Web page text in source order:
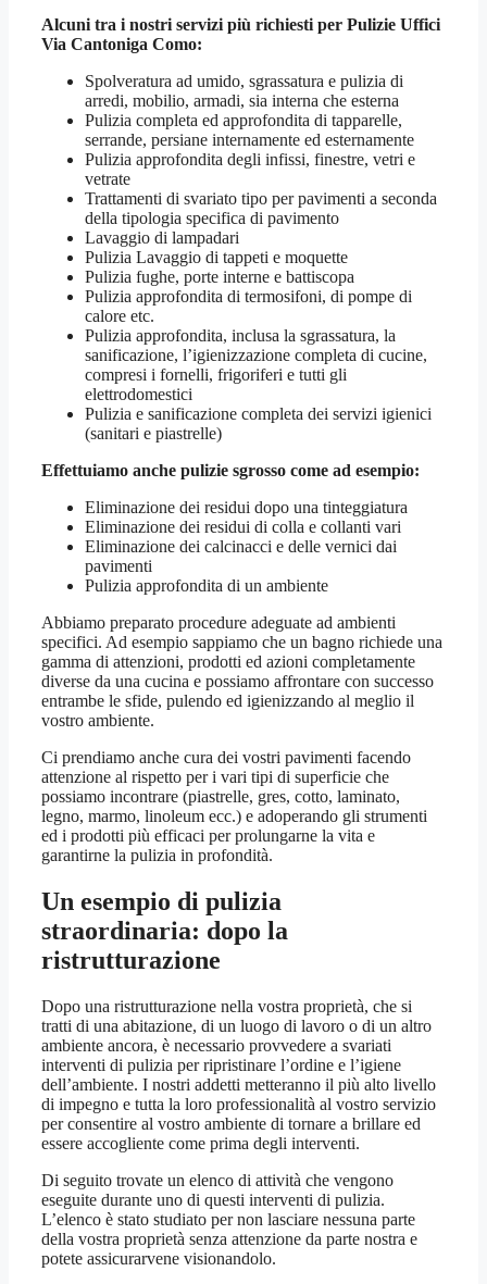
Alcuni tra i nostri servizi più richiesti per Pulizie Uffici
Via Cantoniga Como:
Spolveratura ad umido, sgrassatura e pulizia di
arredi, mobilio, armadi, sia interna che esterna
Pulizia completa ed approfondita di tapparelle,
serrande, persiane internamente ed esternamente
Pulizia approfondita degli infissi, finestre, vetri e
vetrate
Trattamenti di svariato tipo per pavimenti a seconda
della tipologia specifica di pavimento
Lavaggio di lampadari
Pulizia Lavaggio di tappeti e moquette
Pulizia fughe, porte interne e battiscopa
Pulizia approfondita di termosifoni, di pompe di
calore etc.
Pulizia approfondita, inclusa la sgrassatura, la
sanificazione, l’igienizzazione completa di cucine,
compresi i fornelli, frigoriferi e tutti gli
elettrodomestici
Pulizia e sanificazione completa dei servizi igienici
(sanitari e piastrelle)
Effettuiamo anche pulizie sgrosso come ad esempio:
Eliminazione dei residui dopo una tinteggiatura
Eliminazione dei residui di colla e collanti vari
Eliminazione dei calcinacci e delle vernici dai
pavimenti
Pulizia approfondita di un ambiente
Abbiamo preparato procedure adeguate ad ambienti
specifici. Ad esempio sappiamo che un bagno richiede una
gamma di attenzioni, prodotti ed azioni completamente
diverse da una cucina e possiamo affrontare con successo
entrambe le sfide, pulendo ed igienizzando al meglio il
vostro ambiente.
Ci prendiamo anche cura dei vostri pavimenti facendo
attenzione al rispetto per i vari tipi di superficie che
possiamo incontrare (piastrelle, gres, cotto, laminato,
legno, marmo, linoleum ecc.) e adoperando gli strumenti
ed i prodotti più efficaci per prolungarne la vita e
garantirne la pulizia in profondità.
Un esempio di pulizia
straordinaria: dopo la
ristrutturazione
Dopo una ristrutturazione nella vostra proprietà, che si
tratti di una abitazione, di un luogo di lavoro o di un altro
ambiente ancora, è necessario provvedere a svariati
interventi di pulizia per ripristinare l’ordine e l’igiene
dell’ambiente. I nostri addetti metteranno il più alto livello
di impegno e tutta la loro professionalità al vostro servizio
per consentire al vostro ambiente di tornare a brillare ed
essere accogliente come prima degli interventi.
Di seguito trovate un elenco di attività che vengono
eseguite durante uno di questi interventi di pulizia.
L’elenco è stato studiato per non lasciare nessuna parte
della vostra proprietà senza attenzione da parte nostra e
potete assicurarvene visionandolo.